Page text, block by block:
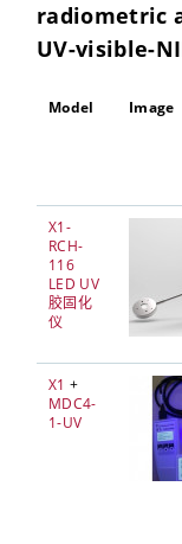
radiometric
UV-visible-
Model Image
X1-
RCH-
116
LED UV
胶固化
仪
X1 +
MDC4-
1-UV